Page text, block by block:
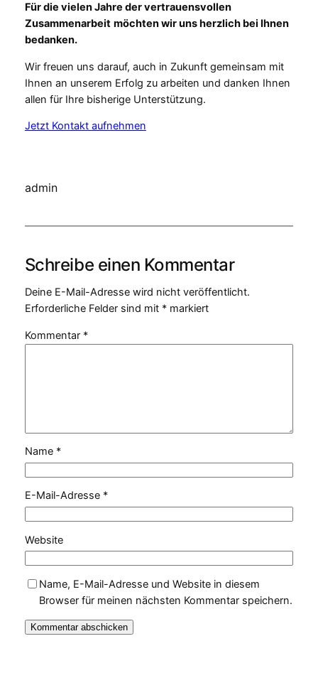
Für die vielen Jahre der vertrauensvollen
Zusammenarbeit möchten wir uns herzlich bei Ihnen
bedanken.
Wir freuen uns darauf, auch in Zukunft gemeinsam mit
Ihnen an unserem Erfolg zu arbeiten und danken Ihnen
allen für Ihre bisherige Unterstützung.
Jetzt Kontakt aufnehmen
admin
Schreibe einen Kommentar
Deine E-Mail-Adresse wird nicht veröffentlicht.
Erforderliche Felder sind mit *markiert
Kommentar *
Name *
E-Mail-Adresse *
Website
Name, E-Mail-Adresse und Website in diesem
Browser für meinen nächsten Kommentar speichern.